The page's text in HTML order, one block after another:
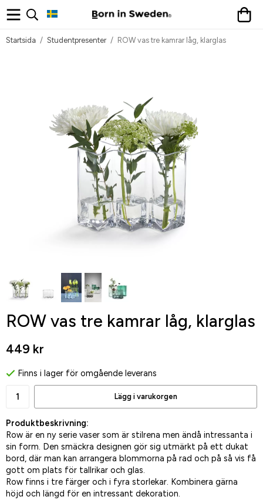
Startsida / Studentpresenter / ROW vas tre kamrar låg, klarglas
ROW vas tre kamrar låg, klarglas
449 kr
Finns i lager för omgående leverans
Lägg i varukorgen
Produktbeskrivning:
Row är en ny serie vaser som är stilrena men ändå intressanta i
sin form. Den smäckra designen gör sig utmärkt på ett dukat
bord, där man kan arrangera blommorna på rad och på så vis få
gott om plats för tallrikar och glas.
Row finns i tre färger och i fyra storlekar. Kombinera gärna
höjd och längd för en intressant dekoration.